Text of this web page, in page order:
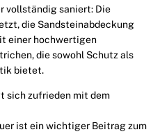
vollständig saniert: Die
die Sandsteinabdeckung
einer hochwertigen
die sowohl Schutz als
bietet.
sich zufrieden mit dem
ist ein wichtiger Beitrag zum